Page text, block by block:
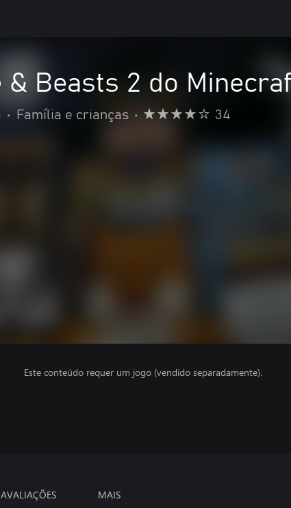
Beasts 2 do
• Família e crianças • 34
Este conteúdo requer um jogo (vendido separadamente).
AVALIAÇÕES MAIS